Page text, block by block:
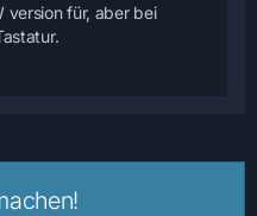
version für, aber bei